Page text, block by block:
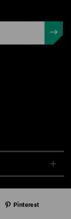
Pinterest